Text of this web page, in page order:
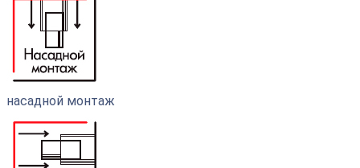
насадной монтаж